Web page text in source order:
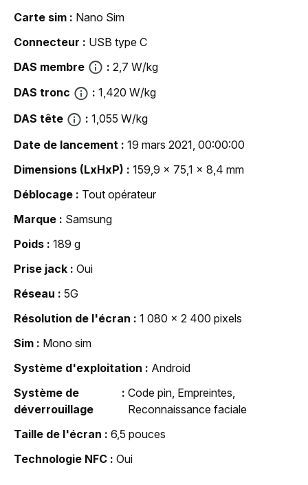
Carte sim
Nano Sim
Connecteur
USB type C
DAS membre
2,7 W/kg
DAS tronc
1,420 W/kg
DAS tête
1,055 W/kg
Date de lancement
19 mars 2021, 00:00:00
Dimensions (LxHxP)
159,9 x 75,1 x 8,4 mm
Déblocage
Tout opérateur
Marque
Samsung
Poids
189 g
Prise jack
Oui
Réseau
5G
Résolution de l'écran
1 080 x 2 400 pixels
Sim
Mono sim
Système d'exploitation
Android
Système de
déverrouillage
Code pin, Empreintes,
Reconnaissance faciale
Taille de l'écran
6,5 pouces
Technologie NFC
Oui